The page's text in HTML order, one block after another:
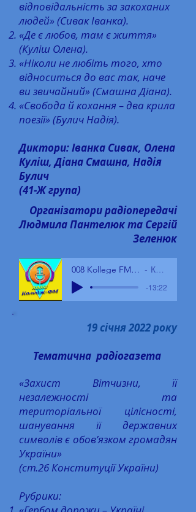
відповідальність за закоханих
людей» (Сивак Іванка).
«Де є любов, там є життя»
(Куліш Олена).
«Ніколи не любіть того, хто
відноситься до вас так, наче
ви звичайний» (Смашна Діана).
«Свобода й кохання – два крила
поезії» (Булич Надія).
Диктори: Іванка Сивак, Олена
Куліш, Діана Смашна, Надія
Булич
(41-Ж група)
Організатори радіопередачі
Людмила Пантелюк та Сергій
Зеленюк
008 Kollege FM 14.02.22 - КЗВО БГПК КЗВО БГПК
-13:22
19 січня 2022 року
Тематична радіогазета
«Захист Вітчизни, її
незалежності та
територіальної цілісності,
шанування її державних
символів є обов’язком громадян
України»
(ст.26 Конституції України)
Рубрики: